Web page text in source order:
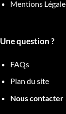
Mentions
Une question ?
FAQs
Plan du site
Nous contacter